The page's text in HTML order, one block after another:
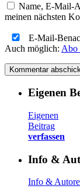
Name, E-Mail-
meinen nächsten
E-Mail-
Auch möglich: Abo
Eigenen
Eigenen
Beitrag
verfassen
Info &
Info &